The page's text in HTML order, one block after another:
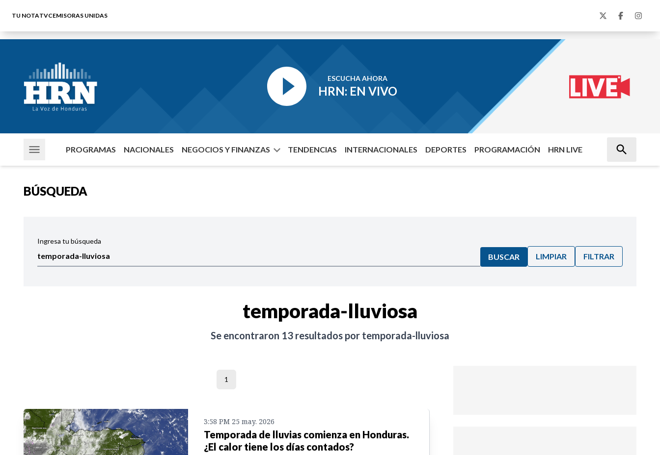
TU NOTATVCEMISORAS UNIDAS
ESCUCHA AHORA
HRN: EN VIVO
PROGRAMAS NACIONALES NEGOCIOS Y FINANZAS TENDENCIAS INTERNACIONALES DEPORTES PROGRAMACIÓN HRN LIVE
BÚSQUEDA
Ingresa tu búsqueda
BUSCAR LIMPIAR FILTRAR
temporada-lluviosa
Se encontraron 13resultados por temporada-lluviosa
1
3:58 PM 25 may. 2026
Temporada de lluvias comienza en Honduras.
¿El calor tiene los días contados?